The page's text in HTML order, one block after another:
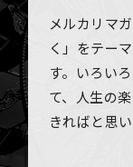
メルカリマ
く」をテー
す。いろい
て、人生の
きればと思い